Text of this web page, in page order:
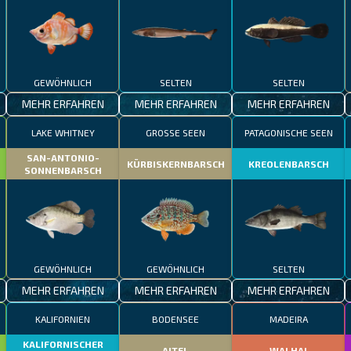
GEWÖHNLICH
MEHR ERFAHREN
SELTEN
MEHR ERFAHREN
SELTEN
MEHR ERFAHREN
LAKE WHITNEY
SAN-ANTONIO-
SONNENBARSCH
GEWÖHNLICH
MEHR ERFAHREN
GROSSE SEEN
KÜRBISKERNBARSCH
GEWÖHNLICH
MEHR ERFAHREN
PATAGONISCHE SEEN
KREOLENBARSCH
SELTEN
MEHR ERFAHREN
KALIFORNIEN
KALIFORNISCHER
BODENSEE MADEIRA